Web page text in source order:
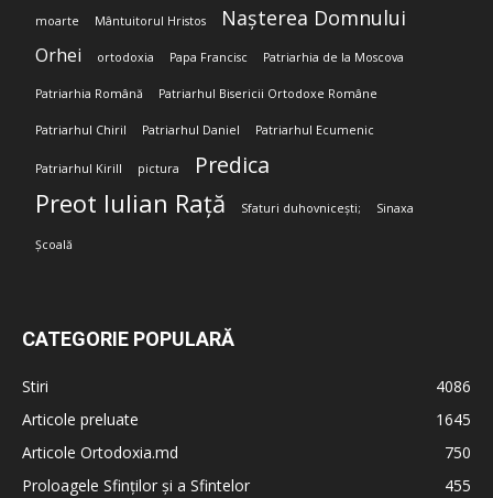
moarte Mântuitorul Hristos Nașterea Domnului
Orhei ortodoxia Papa Francisc Patriarhia de la Moscova
Patriarhia Română Patriarhul Bisericii Ortodoxe Române
Patriarhul Chiril Patriarhul Daniel Patriarhul Ecumenic
Patriarhul Kirill pictura Predica
Preot Iulian Rață Sfaturi duhovnicești; Sinaxa
Școală
CATEGORIE POPULARĂ
Stiri
4086
Articole preluate
1645
Articole Ortodoxia.md
750
Proloagele Sfinților și a Sfintelor
455